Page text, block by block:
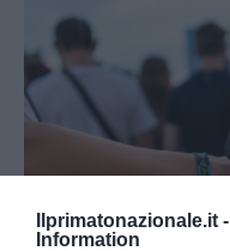
Ilprimatonazionale.it -
Information